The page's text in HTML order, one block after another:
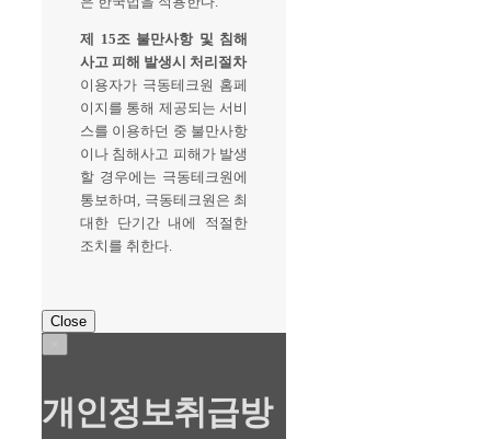
제 15조 불만사항 및 침해
사고 피해 발생시 처리절차
이용자가 극동테크원 홈페
이지를 통해 제공되는 서비
스를 이용하던 중 불만사항
이나 침해사고 피해가 발생
할 경우에는 극동테크원에
통보하며, 극동테크원은 최
대한 단기간 내에 적절한
조치를 취한다.
Close
개인정보취급방